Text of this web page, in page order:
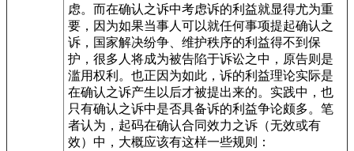
虑。而在确认之诉中考虑诉的利益就显得尤为重
要，因为如果当事人可以就任何事项提起确认之
诉，国家解决纷争、维护秩序的利益得不到保
护，很多人将成为被告陷于诉讼之中，原告则是
滥用权利。也正因为如此，诉的利益理论实际是
在确认之诉产生以后才被提出来的。实践中，也
只有确认之诉中是否具备诉的利益争论颇多。笔
者认为，起码在确认合同效力之诉（无效或有
效）中，大概应该有这样一些规则：